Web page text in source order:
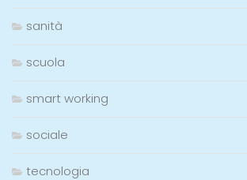
sanità
scuola
smart working
sociale
tecnologia